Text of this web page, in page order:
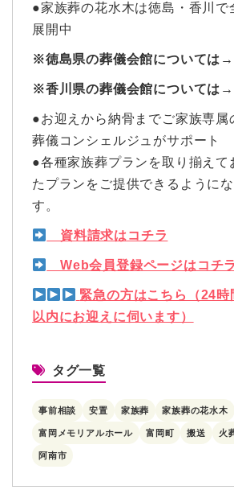
●家族葬の花水木は徳島・香川で
展開中
※徳島県の葬儀会館については→
※香川県の葬儀会館については→
●お迎えから納骨までご家族専属
葬儀コンシェルジュがサポート
●各種家族葬プランを取り揃えて
たプランをご提供できるように
す。
資料請求はコチラ
Web会員登録ページはコチラ
緊急の方はこちら（24時
以内にお迎えに伺います）
タグ一覧
事前相談 安置 家族葬 家族葬の花水木
富岡メモリアルホール 富岡町 搬送 火
阿南市